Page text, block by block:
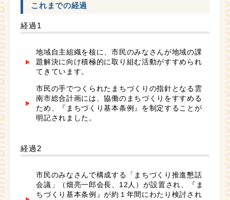
これまでの経過
経過1
地域自主組織を核に、市民のみなさんが地域の課
題解決に向け積極的に取り組む活動がすすめられ
てきています。
市民の手でつくられたまちづくりの指針となる雲
南市総合計画には、協働のまちづくりをすすめる
ため、『まちづくり基本条例』を制定することが
明記されました。
経過2
市民のみなさんで構成する「まちづくり推進懇話
会議」（畑亮一郎会長、12人）が設置され、『ま
ちづくり基本条例』が約１年間にわたり検討され